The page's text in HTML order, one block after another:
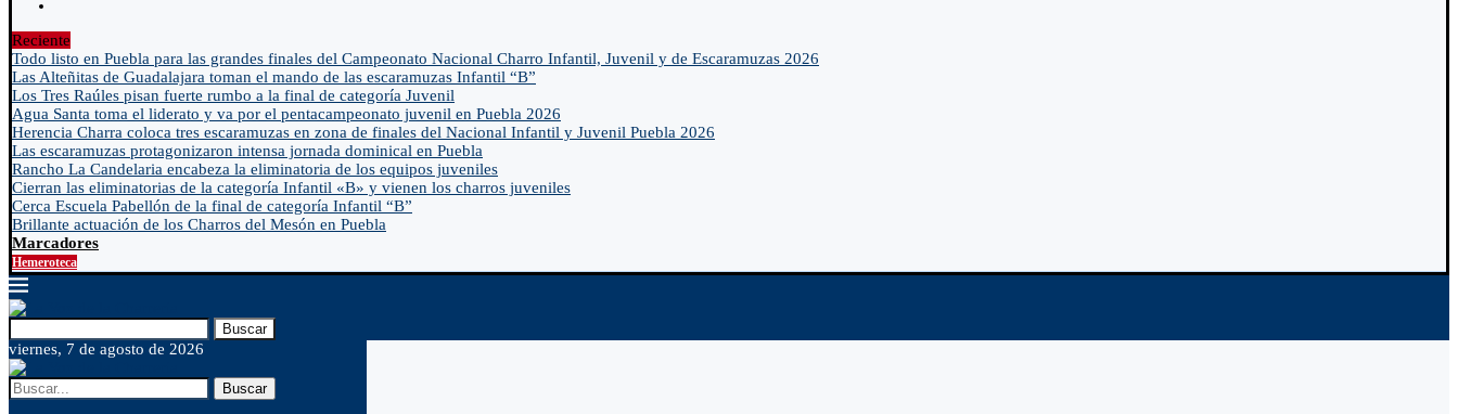
Reciente
Todo listo en Puebla para las grandes finales del Campeonato Nacional Charro Infantil, Juvenil y de Escaramuzas 2026
Las Alteñitas de Guadalajara toman el mando de las escaramuzas Infantil “B”
Los Tres Raúles pisan fuerte rumbo a la final de categoría Juvenil
Agua Santa toma el liderato y va por el pentacampeonato juvenil en Puebla 2026
Herencia Charra coloca tres escaramuzas en zona de finales del Nacional Infantil y Juvenil Puebla 2026
Las escaramuzas protagonizaron intensa jornada dominical en Puebla
Rancho La Candelaria encabeza la eliminatoria de los equipos juveniles
Cierran las eliminatorias de la categoría Infantil «B» y vienen los charros juveniles
Cerca Escuela Pabellón de la final de categoría Infantil “B”
Brillante actuación de los Charros del Mesón en Puebla
Marcadores
Hemeroteca
Buscar
viernes, 7 de agosto de 2026
Buscar